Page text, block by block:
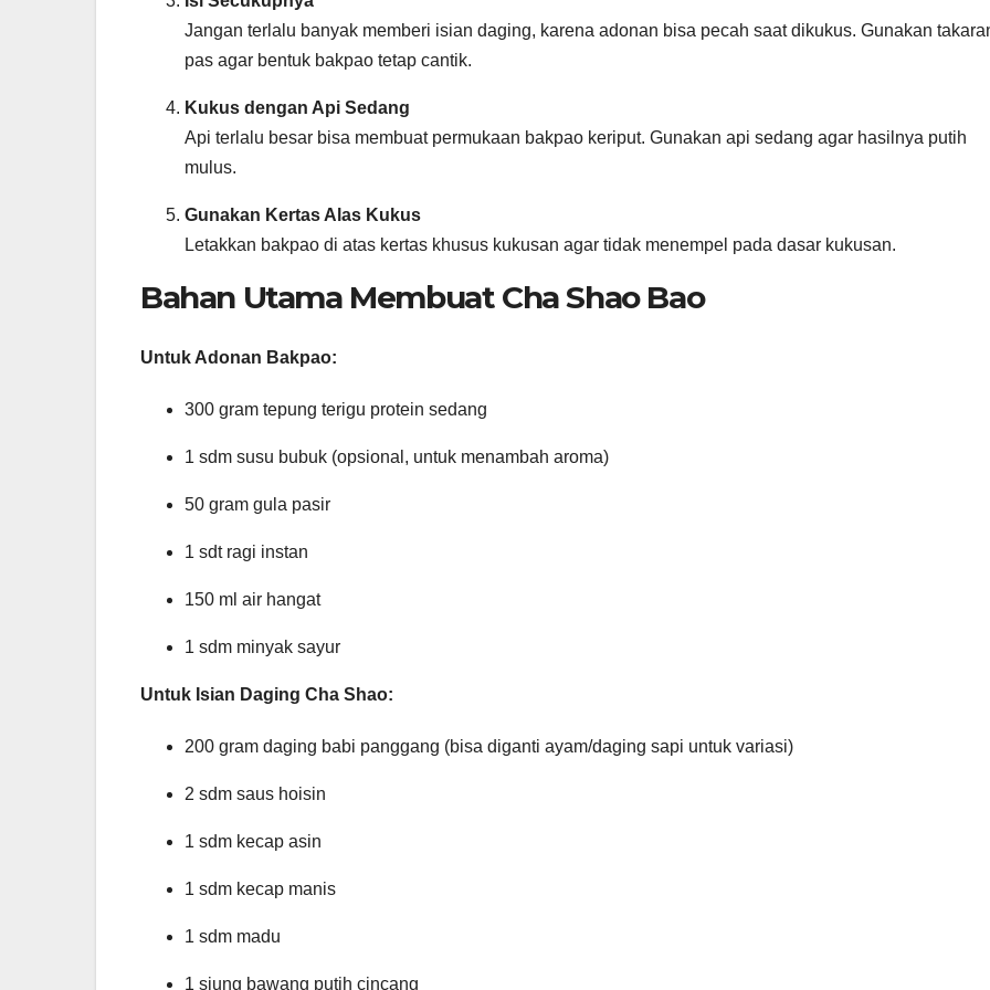
Jangan terlalu banyak memberi isian daging, karena adonan bisa pecah saat dikukus. Gunakan
pas agar bentuk bakpao tetap cantik.
Kukus dengan Api Sedang
Api terlalu besar bisa membuat permukaan bakpao keriput. Gunakan api sedang agar hasilnya putih
mulus.
Gunakan Kertas Alas Kukus
Letakkan bakpao di atas kertas khusus kukusan agar tidak menempel pada dasar kukusan.
Bahan Utama Membuat Cha Shao Bao
Untuk Adonan Bakpao:
300 gram tepung terigu protein sedang
1 sdm susu bubuk (opsional, untuk menambah aroma)
50 gram gula pasir
1 sdt ragi instan
150 ml air hangat
1 sdm minyak sayur
Untuk Isian Daging Cha Shao:
200 gram daging babi panggang (bisa diganti ayam/daging sapi untuk variasi)
2 sdm saus hoisin
1 sdm kecap asin
1 sdm kecap manis
1 sdm madu
1 siung bawang putih cincang